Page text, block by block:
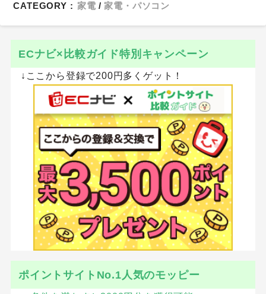
CATEGORY : 家電 家電・パソコン
ECナビ×比較ガイド特別キャンペーン
↓ここから登録で200円多くゲット！
ポイントサイトNo.1人気のモッピー